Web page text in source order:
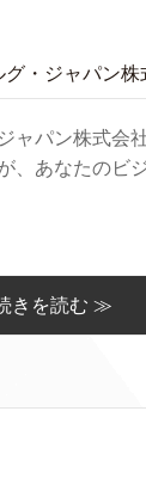
グ・ジャパン
ャパン株式会
、あなたのビ
きを読む ≫